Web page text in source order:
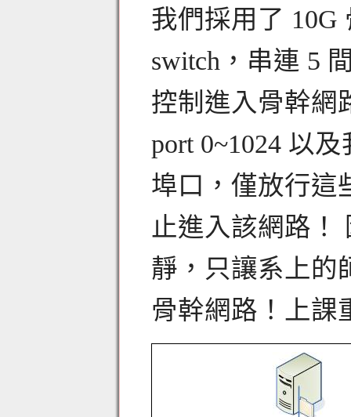
我們採用了 10G
switch，串連 5
控制進入骨幹網
port 0~1024 以
埠口，僅放行這
止進入該網路！
靜，只讓系上的
骨幹網路！上課